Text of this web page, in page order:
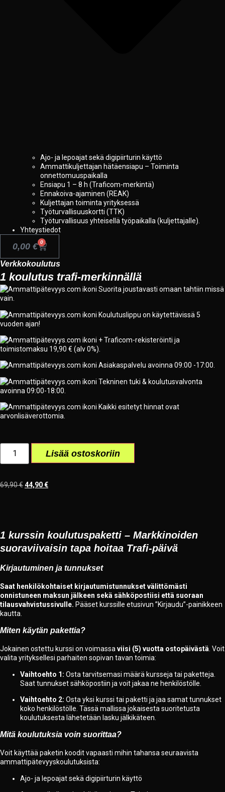
Ajo- ja lepoajat sekä digipiirturin käyttö
Ammattikuljettajan hätäensiapu – Toiminta
onnettomuuspaikalla
Ensiapu 1 – 8 h (Traficom-merkintä)
Ennakoiva-ajaminen (REAK)
Kuljettajan toiminta yrityksessä
Työturvallisuuskortti (TTK)
Työturvallisuus yhteisellä työpaikalla (kuljettajalle).
Yhteystiedot
0,00 € 0
Verkkokoulutus
1 koulutus trafi-merkinnällä
Suorita joustavasti omaan tahtiin missä
vain.
Koulutuslippu on käytettävissä 5
vuoden ajan!
+ Traficom-rekisteröinti ja
toimistomaksu 19,90 € (alv 0%).
Asiakaspalvelu avoinna 09:00 -17:00.
Tekninen tuki & koulutusvalvonta
avoinna 09:00-18:00.
Kaikki esitetyt hinnat ovat
arvonlisäverottomia.
Lisää ostoskoriin
69,90€44,90€
1 kurssin koulutuspaketti – Markkinoiden
suoraviivaisin tapa hoitaa Trafi-päivä
Kirjautuminen ja tunnukset
Saat henkilökohtaiset kirjautumistunnukset välittömästi
onnistuneen maksun jälkeen sekä sähköpostiisi että suoraan
tilausvahvistussivulle. Pääset kurssille etusivun ”Kirjaudu”-painikkeen
kautta.
Miten käytän pakettia?
Jokainen ostettu kurssi on voimassaviisi (5) vuotta ostopäivästä. Voit
valita yrityksellesi parhaiten sopivan tavan toimia:
Vaihtoehto 1: Osta tarvitsemasi määrä kursseja tai paketteja.
Saat tunnukset sähköpostiin ja voit jakaa ne henkilöstölle.
Vaihtoehto 2: Osta yksi kurssi tai paketti ja jaa samat tunnukset
koko henkilöstölle. Tässä mallissa jokaisesta suoritetusta
koulutuksesta lähetetään lasku jälkikäteen.
Mitä koulutuksia voin suorittaa?
Voit käyttää paketin koodit vapaasti mihin tahansa seuraavista
ammattipätevyyskoulutuksista:
Ajo- ja lepoajat sekä digipiirturin käyttö